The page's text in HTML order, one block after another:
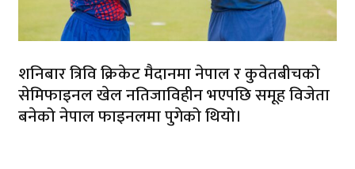
शनिबार त्रिवि क्रिकेट मैदानमा नेपाल र कुवेतबीचको
सेमिफाइनल खेल नतिजाविहीन भएपछि समूह विजेता
बनेको नेपाल फाइनलमा पुगेको थियो।